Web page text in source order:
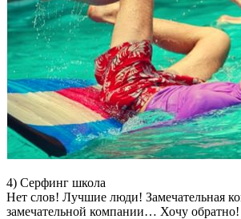
4) Серфинг школа
Нет слов! Лучшие люди! Замечательная
замечательной компании… Хочу обратно!